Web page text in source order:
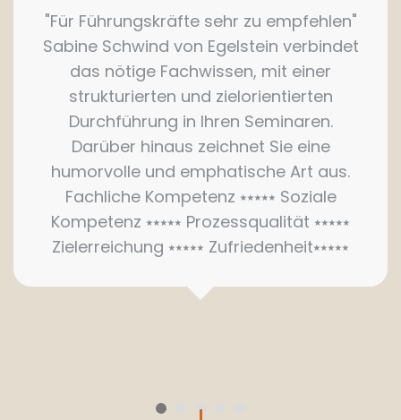
"Für Führungskräfte sehr zu empfehlen"
Sabine Schwind von Egelstein verbindet
das nötige Fachwissen, mit einer
strukturierten und zielorientierten
Durchführung in Ihren Seminaren.
Darüber hinaus zeichnet Sie eine
humorvolle und emphatische Art aus.
Fachliche Kompetenz ⭑⭑⭑⭑⭑ Soziale
Kompetenz ⭑⭑⭑⭑⭑ Prozessqualität ⭑⭑⭑⭑⭑
Zielerreichung ⭑⭑⭑⭑⭑ Zufriedenheit⭑⭑⭑⭑⭑